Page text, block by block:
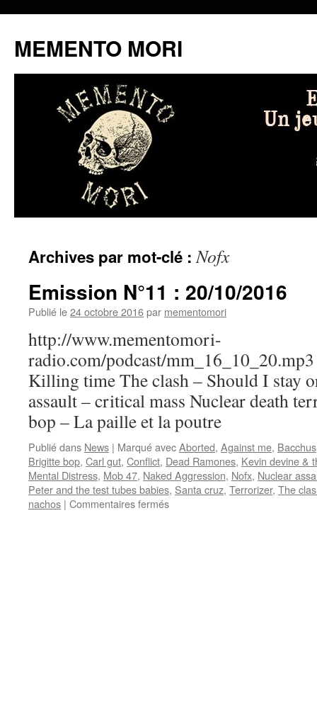
MEMENTO MORI
au
contenu
Archives par mot-clé :Nofx
Emission N°11 : 20/10/2016
Publié le24 octobre 2016par mementomori
http://www.mementomori-
radio.com/podcast/
Killing time The clash – Should I stay
assault – critical mass Nuclear death
bop – La paille et la poutre
Publié dans News | Marqué avecAborted, Against me, Bacchus
Brigitte bop, Carl gut, Conflict, Dead Ramones, Kevin devine &
Mental Distress, Mob 47, Naked Aggression, Nofx, Nuclear
Peter and the test tubes babies, Santa cruz, Terrorizer, The
nachos | Commentaires ferméssur